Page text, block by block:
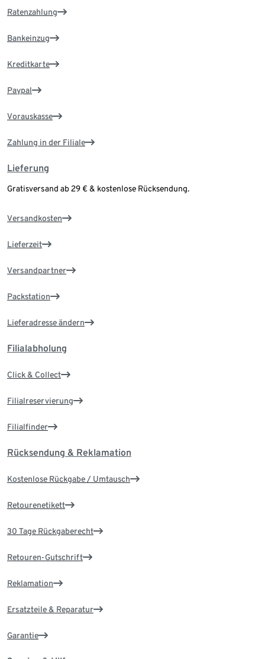
Ratenzahlung
Bankeinzug
Kreditkarte
Paypal
Vorauskasse
Zahlung in der Filiale
Lieferung
Gratisversand ab 29 € & kostenlose Rücksendung.
Versandkosten
Lieferzeit
Versandpartner
Packstation
Lieferadresse ändern
Filialabholung
Click & Collect
Filialreservierung
Filialfinder
Rücksendung & Reklamation
Kostenlose Rückgabe / Umtausch
Retourenetikett
30 Tage Rückgaberecht
Retouren-Gutschrift
Reklamation
Ersatzteile & Reparatur
Garantie